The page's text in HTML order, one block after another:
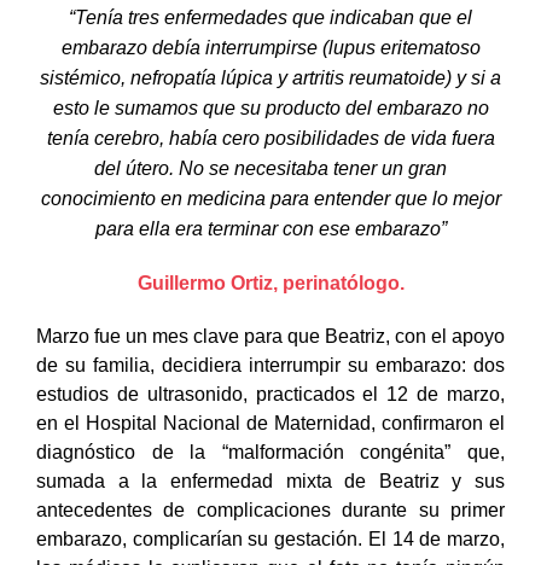
“Tenía tres enfermedades que indicaban que el
embarazo debía interrumpirse (lupus eritematoso
sistémico, nefropatía lúpica y artritis reumatoide) y si a
esto le sumamos que su producto del embarazo no
tenía cerebro, había cero posibilidades de vida fuera
del útero. No se necesitaba tener un gran
conocimiento en medicina para entender que lo mejor
para ella era terminar con ese embarazo”
Guillermo Ortiz, perinatólogo.
Marzo fue un mes clave para que Beatriz, con el apoyo
de su familia, decidiera interrumpir su embarazo: dos
estudios de ultrasonido, practicados el 12 de marzo,
en el Hospital Nacional de Maternidad, confirmaron el
diagnóstico de la “malformación congénita” que,
sumada a la enfermedad mixta de Beatriz y sus
antecedentes de complicaciones durante su primer
embarazo, complicarían su gestación. El 14 de marzo,